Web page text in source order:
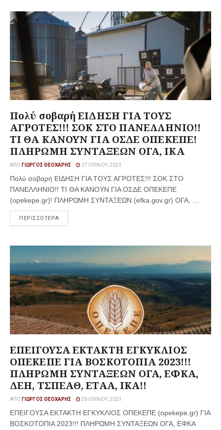
Πολύ σοβαρή ΕΙΔΗΣΗ ΓΙΑ ΤΟΥΣ
ΑΓΡΟΤΕΣ!!! ΣΟΚ ΣΤΟ ΠΑΝΕΛΛΗΝΙΟ!!
ΤΙ ΘΑ ΚΑΝΟΥΝ ΓΙΑ ΟΣΔΕ ΟΠΕΚΕΠΕ!
ΠΛΗΡΩΜΗ ΣΥΝΤΑΞΕΩΝ ΟΓΑ, ΙΚΑ
ΑΠΌ ΓΙΏΡΓΟΣ ΘΕΟΧΆΡΗΣ 27 ΙΟΥΛΊΟΥ, 2023
Πολύ σοβαρή ΕΙΔΗΣΗ ΓΙΑ ΤΟΥΣ ΑΓΡΟΤΕΣ!!! ΣΟΚ ΣΤΟ
ΠΑΝΕΛΛΗΝΙΟ!! ΤΙ ΘΑ ΚΑΝΟΥΝ ΓΙΑ ΟΣΔΕ ΟΠΕΚΕΠΕ
(opekepe.gr)! ΠΛΗΡΩΜΗ ΣΥΝΤΑΞΕΩΝ (efka.gov.gr) ΟΓΑ, ...
ΠΕΡΙΣΣΟΤΕΡΑ
ΕΠΕΙΓΟΥΣΑ ΕΚΤΑΚΤΗ ΕΓΚΥΚΛΙΟΣ
ΟΠΕΚΕΠΕ ΓΙΑ ΒΟΣΚΟΤΟΠΙΑ 2023!!!
ΠΛΗΡΩΜΗ ΣΥΝΤΑΞΕΩΝ ΟΓΑ, ΕΦΚΑ,
ΔΕΗ, ΤΣΠΕΑΘ, ΕΤΑΑ, ΙΚΑ!!
ΑΠΌ ΓΙΏΡΓΟΣ ΘΕΟΧΆΡΗΣ 26 ΙΟΥΛΊΟΥ, 2023
ΕΠΕΙΓΟΥΣΑ ΕΚΤΑΚΤΗ ΕΓΚΥΚΛΙΟΣ ΟΠΕΚΕΠΕ (opekepe.gr) ΓΙΑ
ΒΟΣΚΟΤΟΠΙΑ 2023!!! ΠΛΗΡΩΜΗ ΣΥΝΤΑΞΕΩΝ ΟΓΑ, ΕΦΚΑ